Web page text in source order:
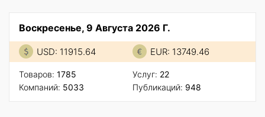
Воскресенье, 9 Августа 2026 Г.
USD: 11915.64 EUR: 13749.46
Товаров: 1785
Компаний: 5033
Услуг: 22
Публикаций: 948